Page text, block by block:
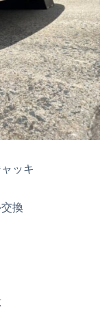
ッキ
換